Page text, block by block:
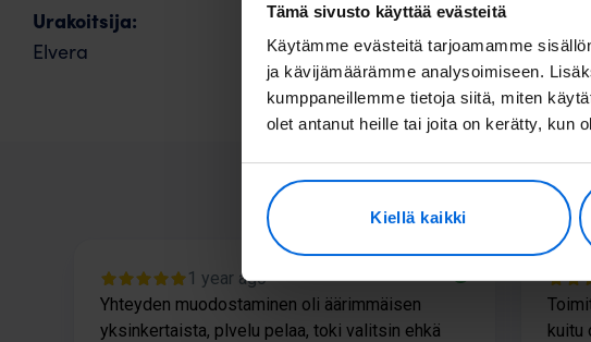
Tämä sivusto käyttää evästeitä
Käytämme evästeitä tarjoamamme
ja kävijämäärämme analysoimiseen.
kumppaneillemme tietoja siitä, miten
olet antanut heille tai joita on kerätty, kun
Kiellä kaikki
Urakoitsija:
Elvera
Tätä
1 year ago
Yhteyden muodostaminen oli äärimmäisen
yksinkertaista, plvelu pelaa, toki valitsin ehkä
kuitu